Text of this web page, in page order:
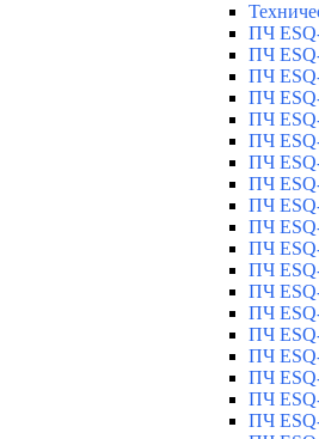
ПЧ
ПЧ
ПЧ
ПЧ
ПЧ
ПЧ
ПЧ
ПЧ
ПЧ
ПЧ
ПЧ
ПЧ
ПЧ
ПЧ
ПЧ
ПЧ
ПЧ
ПЧ
ПЧ